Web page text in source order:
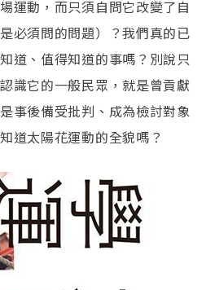
運動，而只須自問它改變了自
必須問的問題）？我們真的已
道、值得知道的事嗎？別說只
識它的一般民眾，就是曾貢獻
事後備受批判、成為檢討對象
道太陽花運動的全貌嗎？